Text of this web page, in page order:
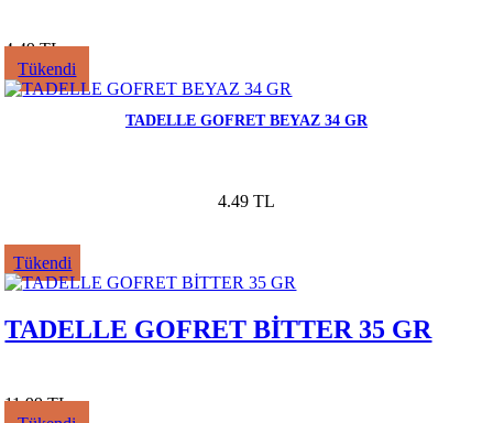
4.49 TL
Tükendi
TADELLE GOFRET BEYAZ 34 GR
4.49 TL
Tükendi
TADELLE GOFRET BİTTER 35 GR
11.99 TL